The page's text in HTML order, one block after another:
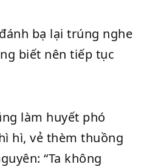
bạ lại trúng nghe
biết nên tiếp tục
làm huyết phó
hì, vẻ thèm thuồng
“Ta không